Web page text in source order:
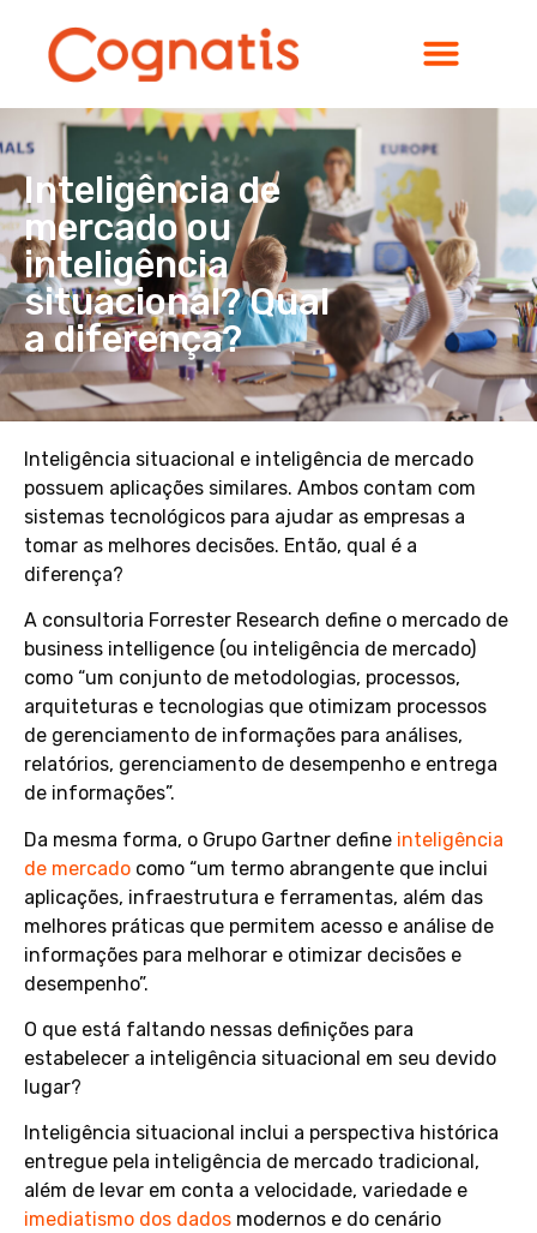
Inteligência de
mercado ou
inteligência
situacional? Qual
a diferença?
Inteligência situacional e inteligência de mercado
possuem aplicações similares. Ambos contam com
sistemas tecnológicos para ajudar as empresas a
tomar as melhores decisões. Então, qual é a
diferença?
A consultoria Forrester Research define o mercado de
business intelligence (ou inteligência de mercado)
como “um conjunto de metodologias, processos,
arquiteturas e tecnologias que otimizam processos
de gerenciamento de informações para análises,
relatórios, gerenciamento de desempenho e entrega
de informações”.
Da mesma forma, o Grupo Gartner define inteligência
de mercado como “um termo abrangente que inclui
aplicações, infraestrutura e ferramentas, além das
melhores práticas que permitem acesso e análise de
informações para melhorar e otimizar decisões e
desempenho”.
O que está faltando nessas definições para
estabelecer a inteligência situacional em seu devido
lugar?
Inteligência situacional inclui a perspectiva histórica
entregue pela inteligência de mercado tradicional,
além de levar em conta a velocidade, variedade e
imediatismo dos dados modernos e do cenário